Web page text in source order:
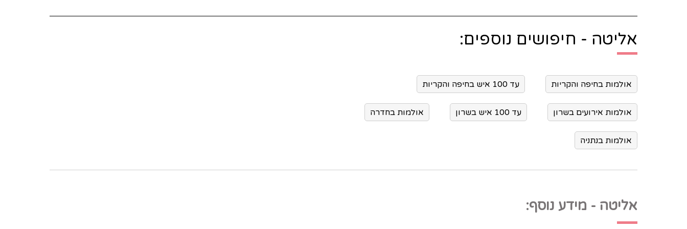
אליטה - חיפושים נוספים:
אולמות בחיפה והקריות עד 100 איש בחיפה והקריות
אולמות אירועים בשרון עד 100 איש בשרון אולמות בחדרה
אולמות בנתניה
אליטה - מידע נוסף: